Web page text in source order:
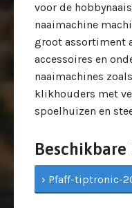
voor de
naaimachine
groot assortiment
accessoires en
naaimachines
klikhouders met
spoelhuizen en
› Pfaff-tiptronic-